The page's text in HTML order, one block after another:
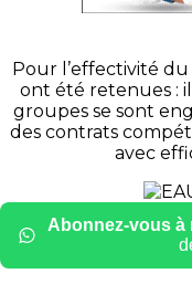
Pour l’effectivité du
ont été retenues :
groupes se sont
des contrats
avec
Abonnez-vous à